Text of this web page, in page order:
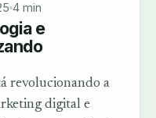
4 min
e
revolucionando a
digital e